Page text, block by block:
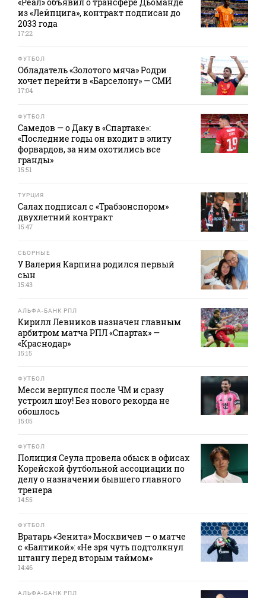
из «Лейпцига», контракт подписан до
2033 года
17:22
ФУТБОЛ
Обладатель «Золотого мяча» Родри
хочет перейти в «Барселону» — СМИ
17:04
ФУТБОЛ
Самедов — о Даку в «Спартаке»:
«Последние годы он входит в элиту
форвардов, за ним охотились все
гранды»
15:51
ТУРЦИЯ
Салах подписал с «Трабзонспором»
двухлетний контракт
15:47
СБОРНЫЕ
У Валерия Карпина родился первый
сын
15:43
АЛЬФА-БАНК РПЛ
Кирилл Левников назначен главным
арбитром матча РПЛ «Спартак» —
«Краснодар»
15:15
ФУТБОЛ
Месси вернулся после ЧМ и сразу
устроил шоу! Без нового рекорда не
обошлось
15:05
ФУТБОЛ
Полиция Сеула провела обыск в офисах
Корейской футбольной ассоциации по
делу о назначении бывшего главного
тренера
14:55
ФУТБОЛ
Вратарь «Зенита» Москвичев — о матче
с «Балтикой»: «Не зря чуть подтолкнул
штангу перед вторым таймом»
14:46
АЛЬФА-БАНК РПЛ